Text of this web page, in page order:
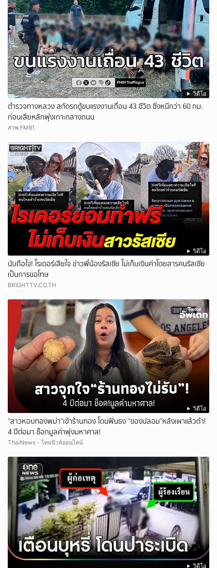
วิดีโอ
ตำรวจทางหลวง สกัดรถตู้ขนแรงงานเถื่อน 43 ชีวิต ซิ่งหนีกว่า 60 กม.
ก่อนเสียหลักพุ่งเกาะกลางถนน
สวพ.FM91
วิดีโอ
นับถือใจ! ไรเดอร์เสียใจ ข่าวพี่น้องรัสเซีย ไม่เก็บเงินค่าโดยสารคนรัสเซีย
เป็นการขอโทษ
BRIGHTTV.CO.TH
วิดีโอ
“สาวหอบทองพม่า”เข้าร้านทอง โดนฟันธง “ของปลอม”หลังเผาแล้วดำ!
4 ปีต่อมา ช็อกมูลค่าพุ่งมหาศาล!
ThaiNews - ไทยนิวส์ออนไลน์
วิดีโอ